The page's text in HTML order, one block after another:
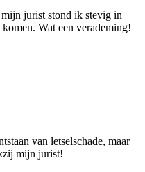
jurist stond ik stevig in
Wat een verademing!
van letselschade, maar
mijn jurist!